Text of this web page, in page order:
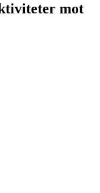
mot